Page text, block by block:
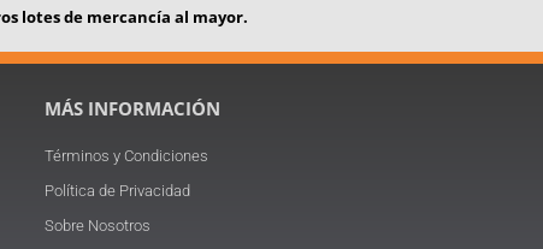
lotes de mercancía al mayor.
MÁS INFORMACIÓN
Términos y Condiciones
Política de Privacidad
Sobre Nosotros